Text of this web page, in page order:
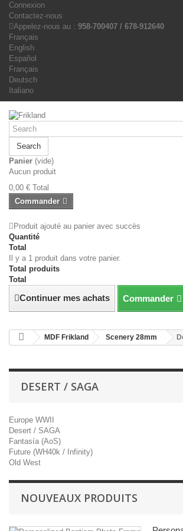
Connexion
Contactez-nous
Appelez-nous au : 958-700407 / 678-912640
Français
English
Español
Français
Deutsch
Italiano
Search
Panier (vide)
Aucun produit
0,00 € Total
Commander
Produit ajouté au panier avec succès
Quantité
Total
Il y a 1 produit dans votre panier.
Total produits
Total
Continuer mes achats Commander
MDF Frikland Scenery 28mm
DESERT / SAGA
Europe WWII
Desert / SAGA
Fantasía (AoS)
Future (WH40k / Infinity)
Old West
NOUVEAUX PRODUITS